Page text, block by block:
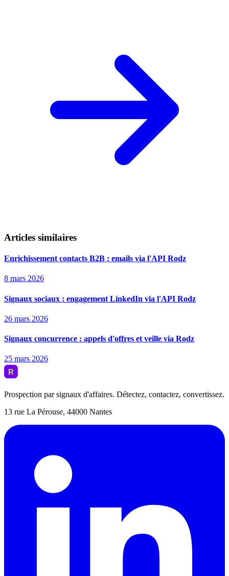
Articles similaires
Enrichissement contacts B2B : emails via l'API Rodz
8 mars 2026
Signaux sociaux : engagement LinkedIn via l'API Rodz
26 mars 2026
Signaux concurrence : appels d'offres et veille via Rodz
25 mars 2026
Prospection par signaux d'affaires. Détectez, contactez, convertissez.
13 rue La Pérouse, 44000 Nantes